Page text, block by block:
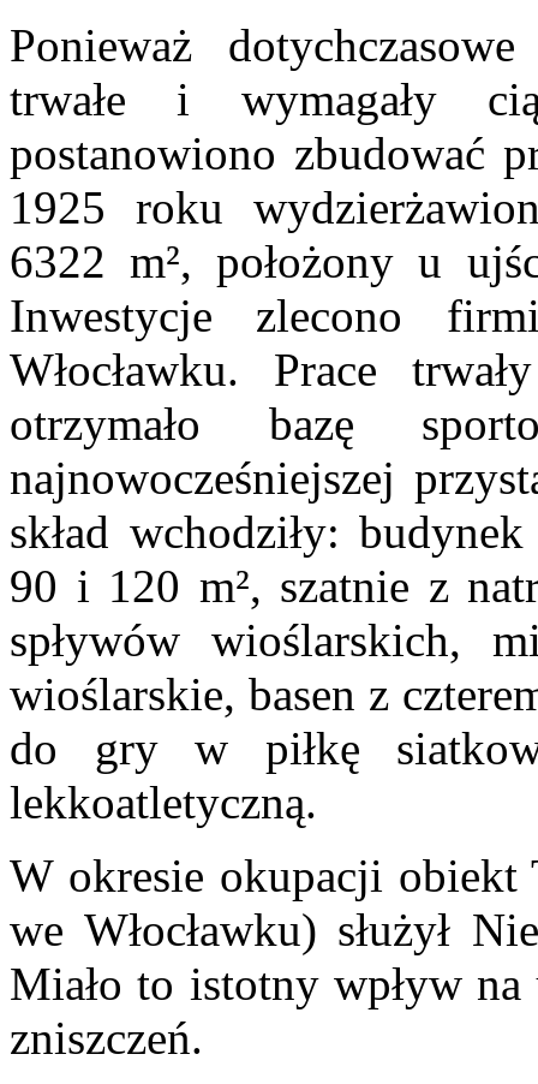
Ponieważ
trwałe i wymagały
postanowiono zbudować
1925 roku
6322m², położony u
Inwestycje zlecono
Włocławku. Prace
otrzymało bazę
najnowocześniejszej
skład wchodziły:
90 i 120 m², szatnie z
spływów wioślarskich,
wioślarskie, basen z
do gry w piłkę
lekkoatletyczną.
W okresie okupacji obiekt
we Włocławku) służył
Miało to istotny wpływ
zniszczeń.